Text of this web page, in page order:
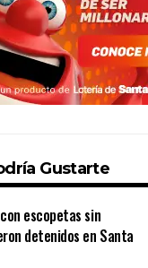
Gustarte
escopetas sin
detenidos en Santa